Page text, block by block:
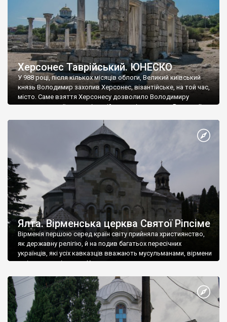
Херсонес Таврійський. ЮНЕСКО
У 988 році, після кількох місяців облоги, Великий київський
князь Володимир захопив Херсонес, візантійське, на той час,
місто. Саме взяття Херсонесу дозволило Володимиру
диктувати свої умови візантійському імператору Василю ІІ, та
Херсонесі Володимир-язичник, став Василем-християнином.
А потім було Хрещення Русі. На честь Херсонесу Таврійського
Ялта. Вірменська церква Святої Ріпсіме
Вірменія першою серед країн світу прийняла християнство,
як державну релігію, й на подив багатьох пересічних
українців, які усіх кавказців вважають мусульманами, вірмени
є відданими вірянами Христа